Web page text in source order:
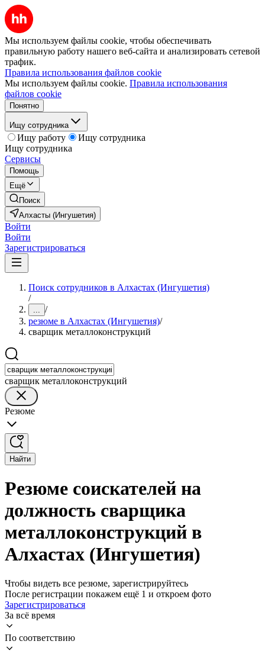
Мы используем файлы cookie, чтобы обеспечивать
правильную работу нашего веб-сайта и анализировать сетевой
трафик.
Правила использования файлов cookie
Мы используем файлы cookie. Правила использования
файлов cookie
Понятно
Ищу сотрудника
Ищу работу
Ищу сотрудника
Ищу сотрудника
Сервисы
Помощь
Ещё
Поиск
Алхасты (Ингушетия)
Войти
Войти
Зарегистрироваться
Поиск сотрудников в Алхастах (Ингушетия)
/
... /
резюме в Алхастах (Ингушетия)/
сварщик металлоконструкций
сварщик металлоконструкций
Резюме
Найти
Резюме соискателей на
должность сварщика
металлоконструкций в
Алхастах (Ингушетия)
Чтобы видеть все резюме, зарегистрируйтесь
После регистрации покажем ещё 1 и откроем фото
Зарегистрироваться
За всё время
По соответствию